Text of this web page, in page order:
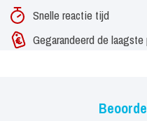
Snelle reactie tijd
Gegarandeerd de laagste